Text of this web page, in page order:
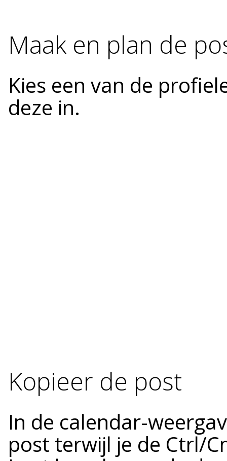
Maak en plan de
Kies een van de
deze in.
Kopieer de post
In de calendar-
post terwijl je de Ctrl/